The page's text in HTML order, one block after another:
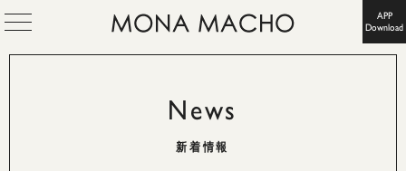
APP
Download
News
新着情報